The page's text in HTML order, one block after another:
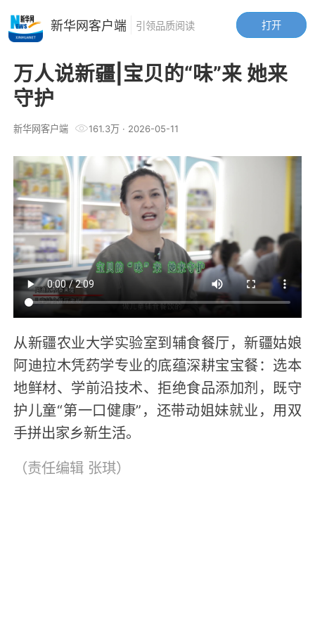
万人说新疆|宝贝的“味”来 她来
守护
新华网客户端 161.3万· 2026-05-11
从新疆农业大学实验室到辅食餐厅，新疆姑娘
阿迪拉木凭药学专业的底蕴深耕宝宝餐：选本
地鲜材、学前沿技术、拒绝食品添加剂，既守
护儿童“第一口健康”，还带动姐妹就业，用双
手拼出家乡新生活。
（责任编辑 张琪）
打开
新华网客户端 引领品质阅读